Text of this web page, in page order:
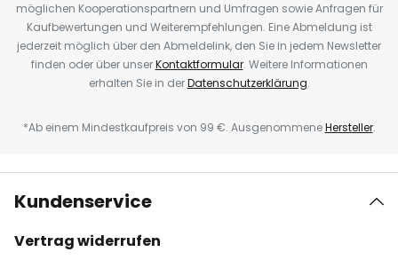
möglichen Kooperationspartnern und Umfragen sowie Anfragen für
Kaufbewertungen und Weiterempfehlungen. Eine Abmeldung ist
jederzeit möglich über den Abmeldelink, den Sie in jedem Newsletter
finden oder über unserKontaktformular. Weitere Informationen
erhalten Sie in derDatenschutzerklärung.
*Ab einem Mindestkaufpreis von 99 €. AusgenommeneHersteller.
Kundenservice
Vertrag widerrufen